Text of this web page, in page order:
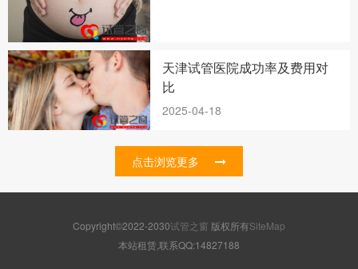
天津试管医院成功率及费用对
比
2025-04-18
点击浏览更多
Copyright©2022-2030试管之窗 版权所有SiteMap
本站租赁,联系QQ:14827188